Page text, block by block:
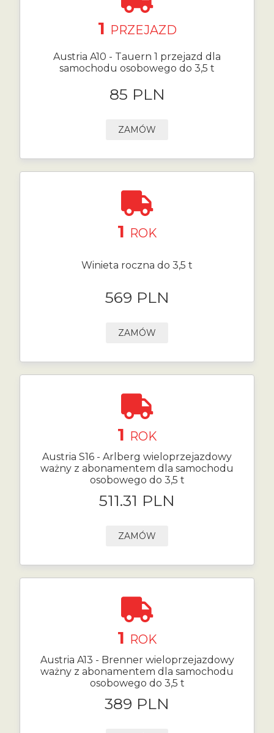
1 PRZEJAZD
Austria A10 - Tauern 1 przejazd dla
samochodu osobowego do 3,5 t
85 PLN
ZAMÓW
1 ROK
Winieta roczna do 3,5 t
569 PLN
ZAMÓW
1 ROK
Austria S16 - Arlberg wieloprzejazdowy
ważny z abonamentem dla samochodu
osobowego do 3,5 t
511.31 PLN
ZAMÓW
1 ROK
Austria A13 - Brenner wieloprzejazdowy
ważny z abonamentem dla samochodu
osobowego do 3,5 t
389 PLN